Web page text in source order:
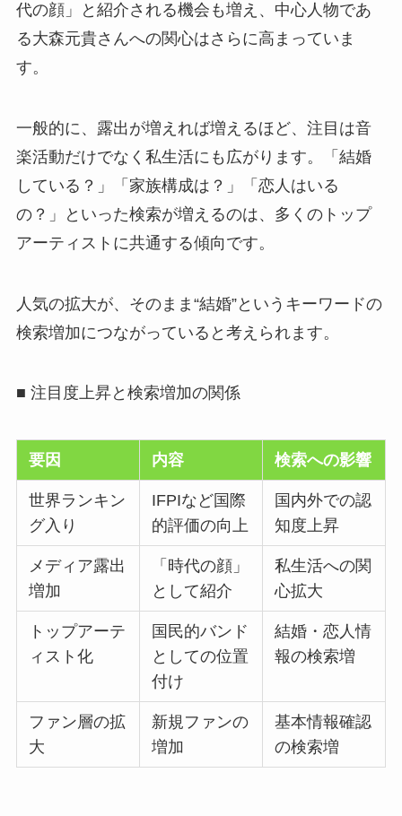
代の顔」と紹介される機会も増え、中心人物であ
る大森元貴さんへの関心はさらに高まっていま
す。
一般的に、露出が増えれば増えるほど、注目は音
楽活動だけでなく私生活にも広がります。「結婚
している？」「家族構成は？」「恋人はいる
の？」といった検索が増えるのは、多くのトップ
アーティストに共通する傾向です。
人気の拡大が、そのまま“結婚”というキーワードの
検索増加につながっていると考えられます。
■ 注目度上昇と検索増加の関係
要因 内容 検索への影響
世界ランキン
グ入り
IFPIなど国際
的評価の向上
国内外での認
知度上昇
メディア露出
増加
「時代の顔」
として紹介
私生活への関
心拡大
トップアーテ
ィスト化
国民的バンド
としての位置
付け
結婚・恋人情
報の検索増
ファン層の拡
大
新規ファンの
増加
基本情報確認
の検索増